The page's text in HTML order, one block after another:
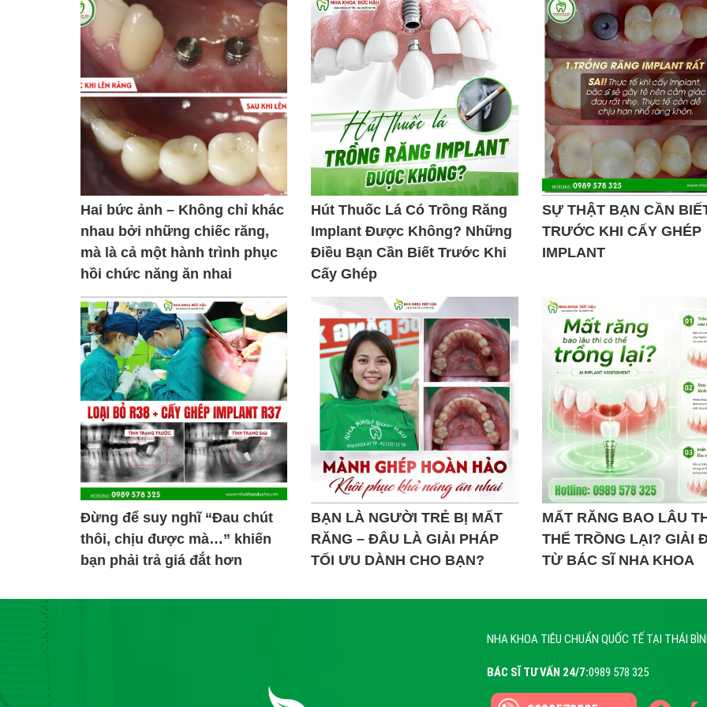
Hai bức ảnh – Không chỉ khác
nhau bởi những chiếc răng,
mà là cả một hành trình phục
hồi chức năng ăn nhai
Hút Thuốc Lá Có Trồng Răng
Implant Được Không? Những
Điều Bạn Cần Biết Trước Khi
Cấy Ghép
SỰ THẬT BẠN CẦN
TRƯỚC KHI CẤY GHÉP
IMPLANT
Đừng để suy nghĩ “Đau chút
thôi, chịu được mà…” khiến
bạn phải trả giá đắt hơn
BẠN LÀ NGƯỜI TRẺ BỊ MẤT
RĂNG – ĐÂU LÀ GIẢI PHÁP
TỐI ƯU DÀNH CHO BẠN?
MẤT RĂNG BAO LÂU
THỂ TRỒNG LẠI? GIẢI
TỪ BÁC SĨ NHA KHOA
NHA KHOA TIÊU CHUẨN QUỐC TẾ TẠI THÁI
BÁC SĨ TƯ VẤN 24/7:0989 578 325